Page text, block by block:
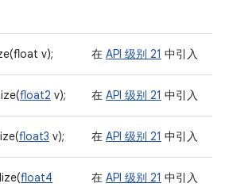
v); 在 API 级别 21 中引入
float2 v); 在 API 级别 21 中引入
float3 v); 在 API 级别 21 中引入
float4
在 API 级别 21 中引入